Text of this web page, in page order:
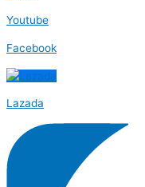
Youtube
Facebook
Lazada